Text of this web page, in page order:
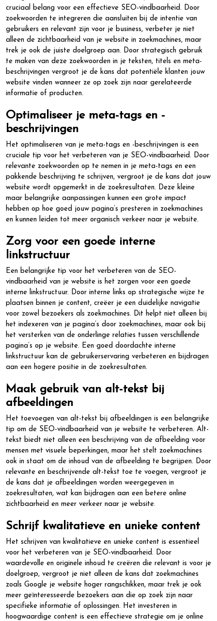
cruciaal belang voor een effectieve SEO-vindbaarheid. Door
zoekwoorden te integreren die aansluiten bij de intentie van
gebruikers en relevant zijn voor je business, verbeter je niet
alleen de zichtbaarheid van je website in zoekmachines, maar
trek je ook de juiste doelgroep aan. Door strategisch gebruik
te maken van deze zoekwoorden in je teksten, titels en meta-
beschrijvingen vergroot je de kans dat potentiële klanten jouw
website vinden wanneer ze op zoek zijn naar gerelateerde
informatie of producten.
Optimaliseer je meta-tags en -
beschrijvingen
Het optimaliseren van je meta-tags en -beschrijvingen is een
cruciale tip voor het verbeteren van je SEO-vindbaarheid. Door
relevante zoekwoorden op te nemen in je meta-tags en een
pakkende beschrijving te schrijven, vergroot je de kans dat jouw
website wordt opgemerkt in de zoekresultaten. Deze kleine
maar belangrijke aanpassingen kunnen een grote impact
hebben op hoe goed jouw pagina’s presteren in zoekmachines
en kunnen leiden tot meer organisch verkeer naar je website.
Zorg voor een goede interne
linkstructuur
Een belangrijke tip voor het verbeteren van de SEO-
vindbaarheid van je website is het zorgen voor een goede
interne linkstructuur. Door interne links op strategische wijze te
plaatsen binnen je content, creëer je een duidelijke navigatie
voor zowel bezoekers als zoekmachines. Dit helpt niet alleen bij
het indexeren van je pagina’s door zoekmachines, maar ook bij
het versterken van de onderlinge relaties tussen verschillende
pagina’s op je website. Een goed doordachte interne
linkstructuur kan de gebruikerservaring verbeteren en bijdragen
aan een hogere positie in de zoekresultaten.
Maak gebruik van alt-tekst bij
afbeeldingen
Het toevoegen van alt-tekst bij afbeeldingen is een belangrijke
tip om de SEO-vindbaarheid van je website te verbeteren. Alt-
tekst biedt niet alleen een beschrijving van de afbeelding voor
mensen met visuele beperkingen, maar het stelt zoekmachines
ook in staat om de inhoud van de afbeelding te begrijpen. Door
relevante en beschrijvende alt-tekst toe te voegen, vergroot je
de kans dat je afbeeldingen worden weergegeven in
zoekresultaten, wat kan bijdragen aan een betere online
zichtbaarheid en meer verkeer naar je website.
Schrijf kwalitatieve en unieke content
Het schrijven van kwalitatieve en unieke content is essentieel
voor het verbeteren van je SEO-vindbaarheid. Door
waardevolle en originele inhoud te creëren die relevant is voor je
doelgroep, vergroot je niet alleen de kans dat zoekmachines
zoals Google je website hoger rangschikken, maar trek je ook
meer geïnteresseerde bezoekers aan die op zoek zijn naar
specifieke informatie of oplossingen. Het investeren in
hoogwaardige content is een effectieve strategie om je online